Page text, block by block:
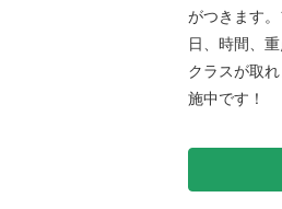
がつきます
日、時間、
クラスが取
施中です！